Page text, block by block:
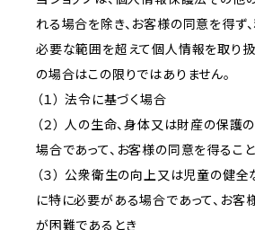
れる場合を除き、お客様の同意を得ず
必要な範囲を超えて個人情報を取り扱
の場合はこの限りではありません。
（１） 法令に基づく場合
（２） 人の生命、身体又は財産の保護
場合であって、お客様の同意を得るこ
（３） 公衆衛生の向上又は児童の健
に特に必要がある場合であって、お客
が困難であるとき